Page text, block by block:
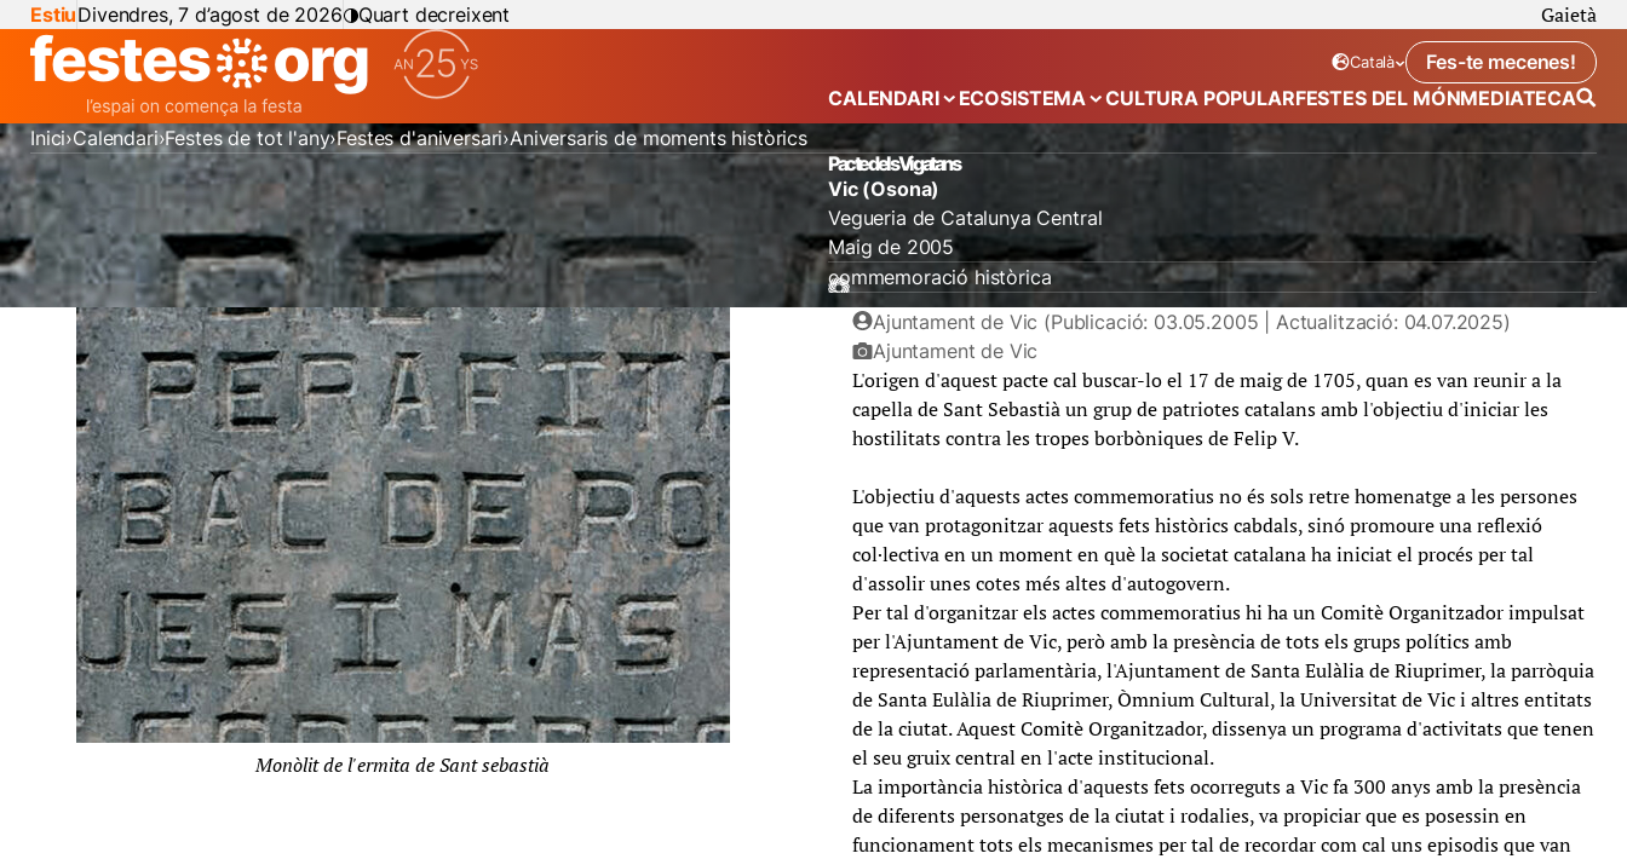
EstiuDivendres, 7 d’agost de 2026 Quart decreixent Gaietà
Idioma seleccionat:
Català
. Canviar idiomaFes-te mecenes!
CALENDARI Mostra el submenú de “Calendari”
ECOSISTEMA Mostra el submenú de “Ecosistema”
CULTURA POPULARFESTES DEL MÓNMEDIATECA
Inici Calendari Festes de tot l'any Festes d'aniversari Aniversaris de moments històrics
Pacte dels Vigatans
Vic (Osona)
Vegueria de Catalunya Central
Maig de 2005
commemoració històrica
Ajuntament de Vic (Publicació: 03.05.2005 | Actualització: 04.07.2025)
Ajuntament de Vic
L'origen d'aquest pacte cal buscar-lo el 17 de maig de 1705, quan es van reunir a la
capella de Sant Sebastià un grup de patriotes catalans amb l'objectiu d'iniciar les
hostilitats contra les tropes borbòniques de Felip V.
L'objectiu d'aquests actes commemoratius no és sols retre homenatge a les persones
que van protagonitzar aquests fets històrics cabdals, sinó promoure una reflexió
col·lectiva en un moment en què la societat catalana ha iniciat el procés per tal
d'assolir unes cotes més altes d'autogovern.
Per tal d'organitzar els actes commemoratius hi ha un Comitè Organitzador impulsat
per l'Ajuntament de Vic, però amb la presència de tots els grups polítics amb
representació parlamentària, l'Ajuntament de Santa Eulàlia de Riuprimer, la parròquia
de Santa Eulàlia de Riuprimer, Òmnium Cultural, la Universitat de Vic i altres entitats
de la ciutat. Aquest Comitè Organitzador, dissenya un programa d'activitats que tenen
el seu gruix central en l'acte institucional.
La importància històrica d'aquests fets ocorreguts a Vic fa 300 anys amb la presència
de diferents personatges de la ciutat i rodalies, va propiciar que es posessin en
funcionament tots els mecanismes per tal de recordar com cal uns episodis que van
Monòlit de l'ermita de Sant sebastià